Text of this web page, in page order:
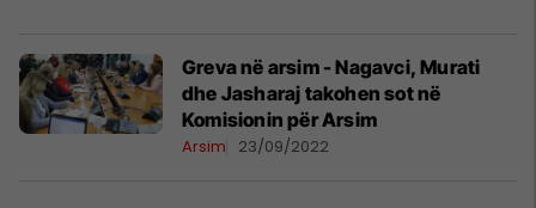
Greva në arsim - Nagavci, Murati
dhe Jasharaj takohen sot në
Komisionin për Arsim
Arsim 23/09/2022